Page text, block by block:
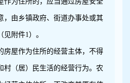
，由乡镇政府、街道办事处或其
附件1）。
房屋作为住所的经营主体，不得
村（居）民生活的经营行为。农